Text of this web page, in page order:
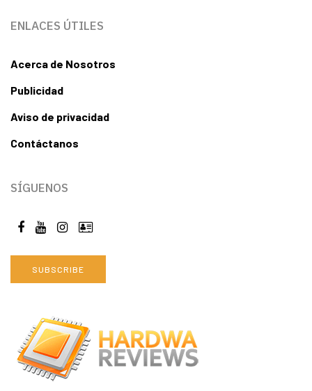
ENLACES ÚTILES
Acerca de Nosotros
Publicidad
Aviso de privacidad
Contáctanos
SÍGUENOS
SUBSCRIBE